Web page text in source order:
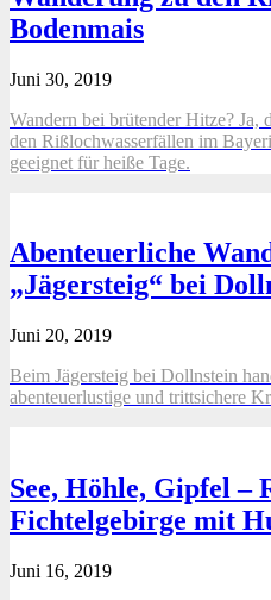
Bodenmais
Juni 30, 2019
Wandern bei brütender Hitze? Ja,
den Rißlochwasserfällen im
geeignet für heiße Tage.
Abenteuerliche
„Jägersteig“ bei
Juni 20, 2019
Beim Jägersteig bei Dollnstein
abenteuerlustige und trittsichere
See, Höhle, Gipfel –
Fichtelgebirge mit
Juni 16, 2019